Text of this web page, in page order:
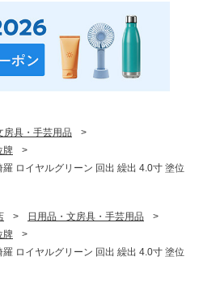
房具・手芸用品
>
牌
>
羅 ロイヤルグリーン 回出 繰出 4.0寸 塗位
> 日用品・文房具・手芸用品
>
牌
>
羅 ロイヤルグリーン 回出 繰出 4.0寸 塗位